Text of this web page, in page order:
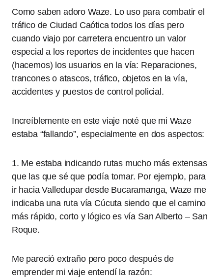
Como saben adoro Waze. Lo uso para combatir el
tráfico de Ciudad Caótica todos los días pero
cuando viajo por carretera encuentro un valor
especial a los reportes de incidentes que hacen
(hacemos) los usuarios en la vía: Reparaciones,
trancones o atascos, tráfico, objetos en la vía,
accidentes y puestos de control policial.
Increíblemente en este viaje noté que mi Waze
estaba “fallando”, especialmente en dos aspectos:
1. Me estaba indicando rutas mucho más extensas
que las que sé que podía tomar. Por ejemplo, para
ir hacia Valledupar desde Bucaramanga, Waze me
indicaba una ruta vía Cúcuta siendo que el camino
más rápido, corto y lógico es vía San Alberto – San
Roque.
Me pareció extraño pero poco después de
emprender mi viaje entendí la razón: